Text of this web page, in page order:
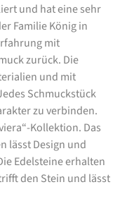
und hat eine sehr
Familie König in
mit
zurück. Die
und mit
Schmuckstück
zu verbinden.
Kollektion. Das
lässt Design und
Edelsteine erhalten
den Stein und lässt